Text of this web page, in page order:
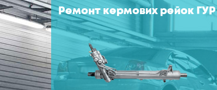
Ремонт кермових рейок ГУР